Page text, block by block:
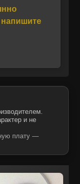
данных.
Компания
и
всех
цены
и не
плату —